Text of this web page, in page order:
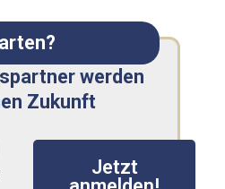
werden
Zukunft
Jetzt